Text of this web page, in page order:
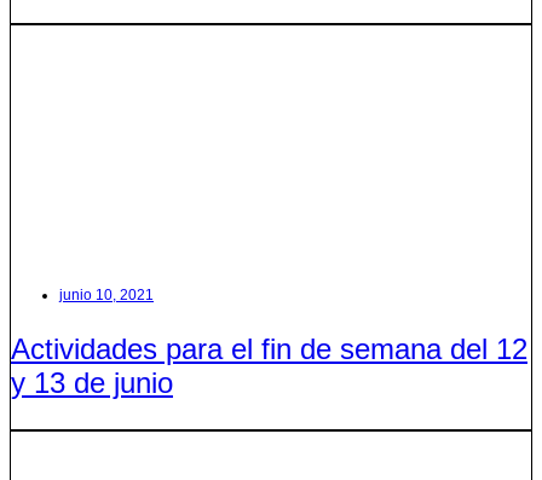
junio 10, 2021
Actividades para el fin de semana del 12
y 13 de junio